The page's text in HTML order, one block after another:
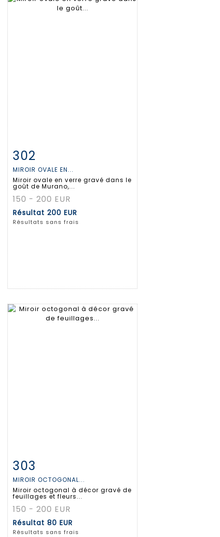
Fiche détaillée
302
MIROIR OVALE EN...
Miroir ovale en verre gravé dans le
goût de Murano,...
150 - 200 EUR
Résultat 200 EUR
Résultats sans frais
Fiche détaillée
303
MIROIR OCTOGONAL...
Miroir octogonal à décor gravé de
feuillages et fleurs...
150 - 200 EUR
Résultat 80 EUR
Résultats sans frais